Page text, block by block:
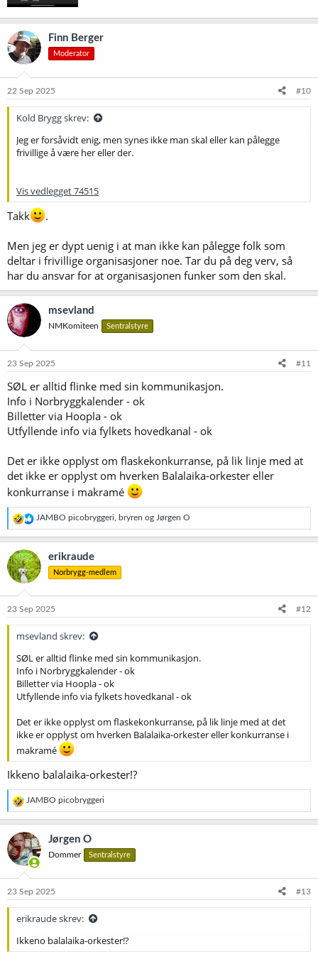
Finn Berger
Moderator
22 Sep 2025 #10
Kold Brygg skrev:
Jeg er forsåvidt enig, men synes ikke man skal eller kan pålegge
frivillige å være her eller der.
Vis vedlegget 74515
Takk .
Men jeg er dypt uenig i at man ikke kan pålegge folk som
deltar i frivillige organisasjoner noe. Tar du på deg verv, så
har du ansvar for at organisasjonen funker som den skal.
msevland
NMKomiteen Sentralstyre
23 Sep 2025 #11
SØL er alltid flinke med sin kommunikasjon.
Info i Norbryggkalender - ok
Billetter via Hoopla - ok
Utfyllende info via fylkets hovedkanal - ok
Det er ikke opplyst om flaskekonkurranse, på lik linje med at
det ikke er opplyst om hverken Balalaika-orkester eller
konkurranse i makramé
R
e
a
s
j
n
e
JAMBO picobryggeri bryren og Jørgen O
erikraude
Norbrygg-medlem
23 Sep 2025 #12
msevland skrev:
SØL er alltid flinke med sin kommunikasjon.
Info i Norbryggkalender - ok
Billetter via Hoopla - ok
Utfyllende info via fylkets hovedkanal - ok
Det er ikke opplyst om flaskekonkurranse, på lik linje med at det
ikke er opplyst om hverken Balalaika-orkester eller konkurranse i
makramé
Ikkeno balalaika-orkester!?
R
e
a
k
s
j
o
e
JAMBO picobryggeri
Jørgen O
Dommer Sentralstyre
23 Sep 2025 #13
erikraude skrev:
Ikkeno balalaika-orkester!?